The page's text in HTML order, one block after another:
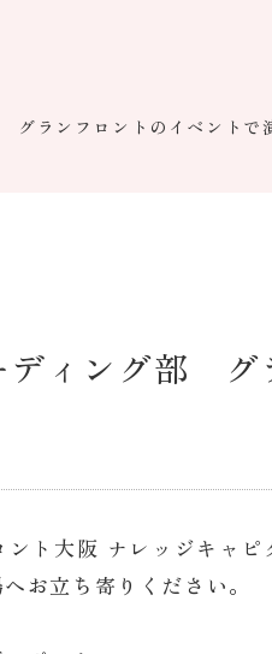
ランフロントのイベントで
ィング部 グ
ト大阪 ナレッジキャ
お立ち寄りください。